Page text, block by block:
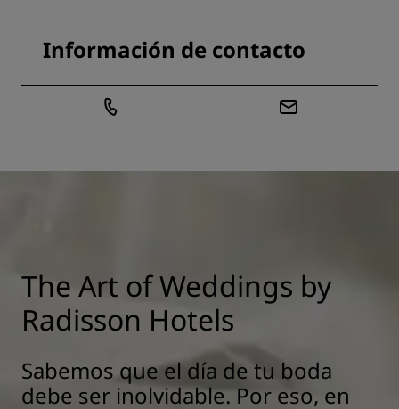
Información de contacto
The Art of Weddings by
Radisson Hotels
Sabemos que el día de tu boda
debe ser inolvidable. Por eso, en